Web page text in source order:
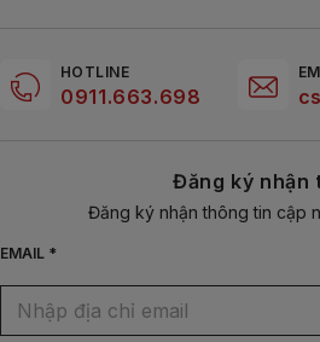
HOTLINE
0911.663.698
Đăng ký nhận
Đăng ký nhận thông tin cập
EMAIL *